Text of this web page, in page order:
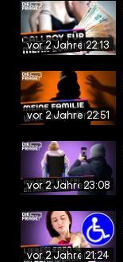
vor 2 Jahren22:13
vor 2 Jahren22:51
vor 2 Jahren23:08
vor 2 Jahren21:24